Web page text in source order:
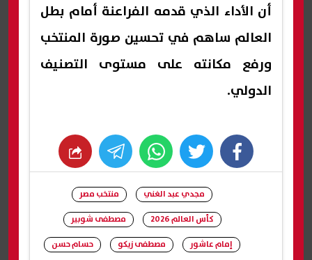
أن الأداء الذي قدمه الفراعنة أمام بطل
العالم ساهم في تحسين صورة المنتخب
ورفع مكانته على مستوى التصنيف
الدولي.
facebook
twitter
whats
مجدي عبد الغني
منتخب مصر
كأس العالم 2026
مصطفى شوبير
إمام عاشور
مصطفى زيكو
حسام حسن